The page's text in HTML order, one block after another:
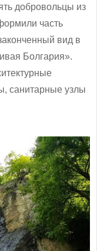
добровольцы из
часть
вид в
Болгария».
санитарные узлы